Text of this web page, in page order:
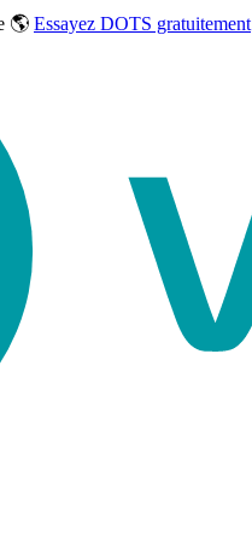
🌎 Essayez DOTS gratuitement